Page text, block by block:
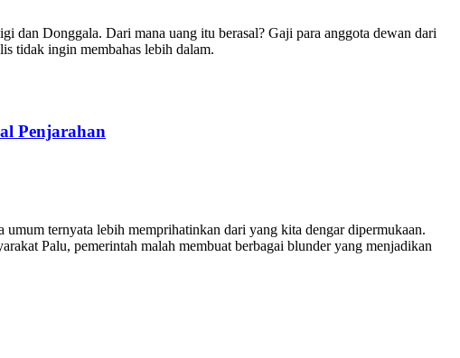
dan Donggala. Dari mana uang itu berasal? Gaji para anggota dewan dari
tidak ingin membahas lebih dalam.
Penjarahan
ternyata lebih memprihatinkan dari yang kita dengar dipermukaan.
Palu, pemerintah malah membuat berbagai blunder yang menjadikan